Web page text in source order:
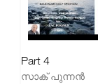
Part 4
സാക് പുന്നൻ